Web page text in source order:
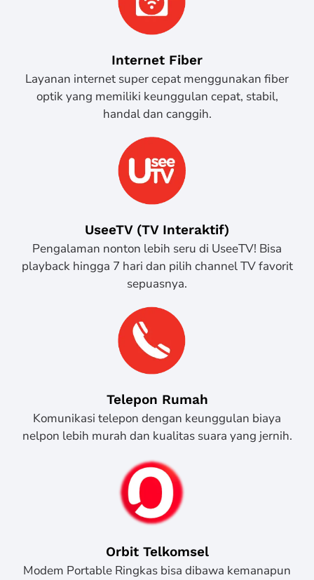
Internet Fiber
Layanan internet super cepat menggunakan fiber
optik yang memiliki keunggulan cepat, stabil,
handal dan canggih.
UseeTV (TV Interaktif)
Pengalaman nonton lebih seru di UseeTV! Bisa
playback hingga 7 hari dan pilih channel TV favorit
sepuasnya.
Telepon Rumah
Komunikasi telepon dengan keunggulan biaya
nelpon lebih murah dan kualitas suara yang jernih.
Orbit Telkomsel
Modem Portable Ringkas bisa dibawa kemanapun